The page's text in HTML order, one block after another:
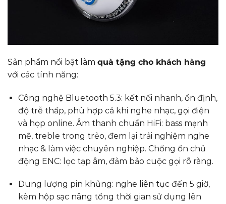
Sản phẩm nổi bật làm quà tặng cho khách hàng
với các tính năng:
Công nghệ Bluetooth 5.3: kết nối nhanh, ổn định,
độ trễ thấp, phù hợp cả khi nghe nhạc, gọi điện
và họp online. Âm thanh chuẩn HiFi: bass mạnh
mẽ, treble trong trẻo, đem lại trải nghiệm nghe
nhạc & làm việc chuyên nghiệp. Chống ồn chủ
động ENC: lọc tạp âm, đảm bảo cuộc gọi rõ ràng.
Dung lượng pin khủng: nghe liên tục đến 5 giờ,
kèm hộp sạc nâng tổng thời gian sử dụng lên